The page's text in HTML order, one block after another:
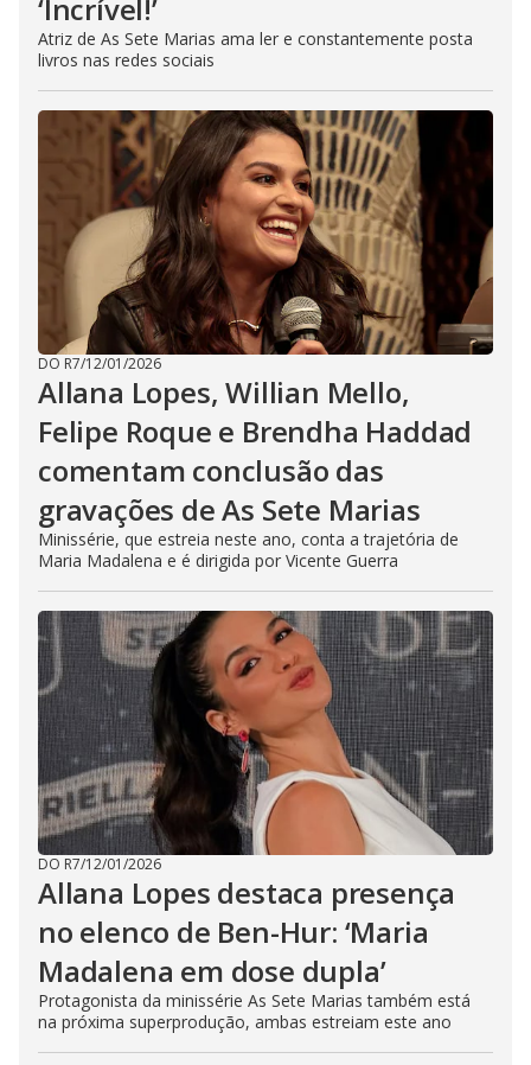
‘Incrível!’
Atriz de As Sete Marias ama ler e constantemente posta
livros nas redes sociais
DO R7/12/01/2026
Allana Lopes, Willian Mello,
Felipe Roque e Brendha Haddad
comentam conclusão das
gravações de As Sete Marias
Minissérie, que estreia neste ano, conta a trajetória de
Maria Madalena e é dirigida por Vicente Guerra
DO R7/12/01/2026
Allana Lopes destaca presença
no elenco de Ben-Hur: ‘Maria
Madalena em dose dupla’
Protagonista da minissérie As Sete Marias também está
na próxima superprodução, ambas estreiam este ano